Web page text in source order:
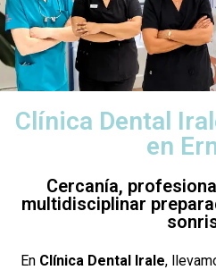
Clínica Dental
en
Cercanía,
multidisciplinar
En Clínica Dental Irale,